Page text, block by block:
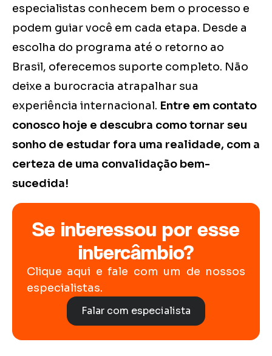
especialistas conhecem bem o processo e
podem guiar você em cada etapa. Desde a
escolha do programa até o retorno ao
Brasil, oferecemos suporte completo. Não
deixe a burocracia atrapalhar sua
experiência internacional. Entre em contato
conosco hoje e descubra como tornar seu
sonho de estudar fora uma realidade, com a
certeza de uma convalidação bem-
sucedida!
Se interessou por esse
intercâmbio?
Clique aqui e fale com um de nossos
especialistas.
Falar com especialista